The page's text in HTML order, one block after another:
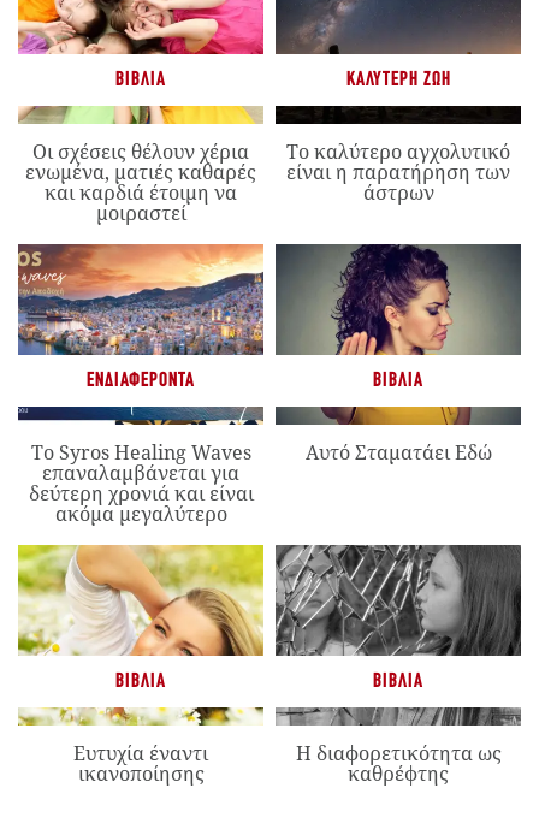
ΒΙΒΛΊΑ
Οι σχέσεις θέλουν χέρια
ενωμένα, ματιές καθαρές
και καρδιά έτοιμη να
μοιραστεί
ΚΑΛΎΤΕΡΗ ΖΩΉ
Το καλύτερο αγχολυτικό
είναι η παρατήρηση των
άστρων
ΕΝΔΙΑΦΈΡΟΝΤΑ
Το Syros Healing Waves
επαναλαμβάνεται για
δεύτερη χρονιά και είναι
ακόμα μεγαλύτερο
ΒΙΒΛΊΑ
Αυτό Σταματάει Εδώ
ΒΙΒΛΊΑ
Ευτυχία έναντι
ικανοποίησης
ΒΙΒΛΊΑ
Η διαφορετικότητα ως
καθρέφτης